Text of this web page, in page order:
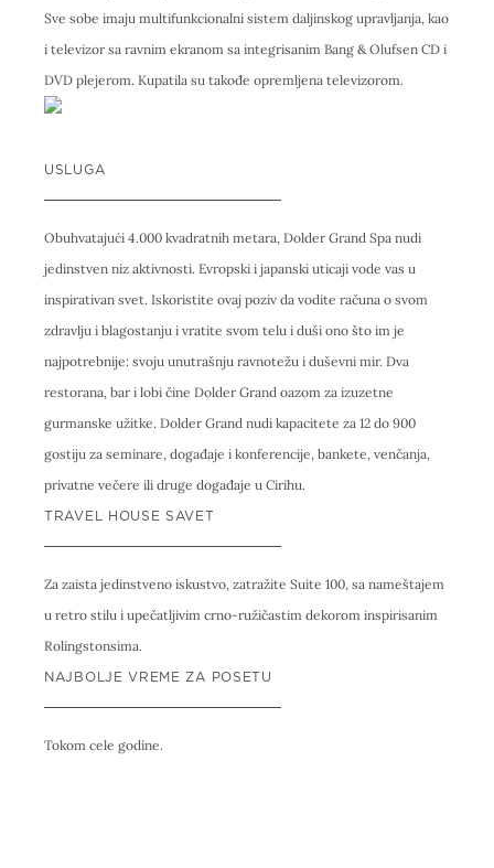
Sve sobe imaju multifunkcionalni sistem daljinskog upravljanja, kao
i televizor sa ravnim ekranom sa integrisanim Bang & Olufsen CD i
DVD plejerom. Kupatila su takođe opremljena televizorom.
USLUGA
Obuhvatajući 4.000 kvadratnih metara, Dolder Grand Spa nudi
jedinstven niz aktivnosti. Evropski i japanski uticaji vode vas u
inspirativan svet. Iskoristite ovaj poziv da vodite računa o svom
zdravlju i blagostanju i vratite svom telu i duši ono što im je
najpotrebnije: svoju unutrašnju ravnotežu i duševni mir. Dva
restorana, bar i lobi čine Dolder Grand oazom za izuzetne
gurmanske užitke. Dolder Grand nudi kapacitete za 12 do 900
gostiju za seminare, događaje i konferencije, bankete, venčanja,
privatne večere ili druge događaje u Cirihu.
TRAVEL HOUSE SAVET
Za zaista jedinstveno iskustvo, zatražite Suite 100, sa nameštajem
u retro stilu i upečatljivim crno-ružičastim dekorom inspirisanim
Rolingstonsima.
NAJBOLJE VREME ZA POSETU
Tokom cele godine.